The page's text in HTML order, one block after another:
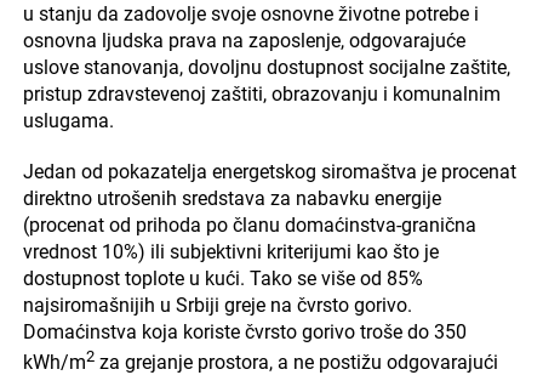
u stanju da zadovolje svoje osnovne životne potrebe i
osnovna ljudska prava na zaposlenje, odgovarajuće
uslove stanovanja, dovoljnu dostupnost socijalne zaštite,
pristup zdravstevenoj zaštiti, obrazovanju i komunalnim
uslugama.
Jedan od pokazatelja energetskog siromaštva je procenat
direktno utrošenih sredstava za nabavku energije
(procenat od prihoda po članu domaćinstva-granična
vrednost 10%) ili subjektivni kriterijumi kao što je
dostupnost toplote u kući. Tako se više od 85%
najsiromašnijih u Srbiji greje na čvrsto gorivo.
Domaćinstva koja koriste čvrsto gorivo troše do 350
kWh/m2za grejanje prostora, a ne postižu odgovarajući